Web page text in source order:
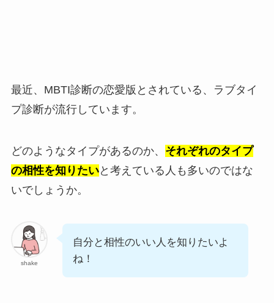
最近、MBTI診断の恋愛版とされている、ラブタイ
プ診断が流行しています。
どのようなタイプがあるのか、 それぞれのタイプ
の相性を知りたいと考えている人も多いのではな
いでしょうか。
shake
自分と相性のいい人を知りたいよ
ね！